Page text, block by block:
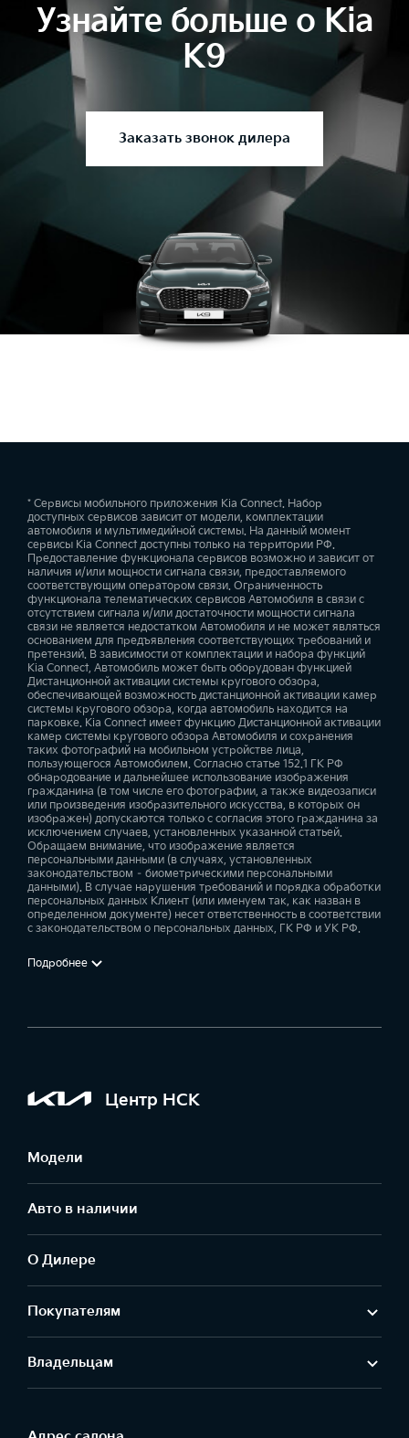
Узнайте больше о Kia
K9
Заказать звонок дилера
* Сервисы мобильного приложения Kia Connect. Набор
доступных сервисов зависит от модели, комплектации
автомобиля и мультимедийной системы. На данный момент
сервисы Kia Connect доступны только на территории РФ.
Предоставление функционала сервисов возможно и зависит от
наличия и/или мощности сигнала связи, предоставляемого
соответствующим оператором связи. Ограниченность
функционала телематических сервисов Автомобиля в связи с
отсутствием сигнала и/или достаточности мощности сигнала
связи не является недостатком Автомобиля и не может являться
основанием для предъявления соответствующих требований и
претензий. В зависимости от комплектации и набора функций
Kia Connect, Автомобиль может быть оборудован функцией
Дистанционной активации системы кругового обзора,
обеспечивающей возможность дистанционной активации камер
системы кругового обзора, когда автомобиль находится на
парковке. Kia Connect имеет функцию Дистанционной активации
камер системы кругового обзора Автомобиля и сохранения
таких фотографий на мобильном устройстве лица,
пользующегося Автомобилем. Согласно статье 152.1 ГК РФ
обнародование и дальнейшее использование изображения
гражданина (в том числе его фотографии, а также видеозаписи
или произведения изобразительного искусства, в которых он
изображен) допускаются только с согласия этого гражданина за
исключением случаев, установленных указанной статьей.
Обращаем внимание, что изображение является
персональными данными (в случаях, установленных
законодательством – биометрическими персональными
данными). В случае нарушения требований и порядка обработки
персональных данных Клиент (или именуем так, как назван в
определенном документе) несет ответственность в соответствии
с законодательством о персональных данных, ГК РФ и УК РФ.
Подробнее
Центр НСК
Модели
Авто в наличии
О Дилере
Покупателям
Владельцам